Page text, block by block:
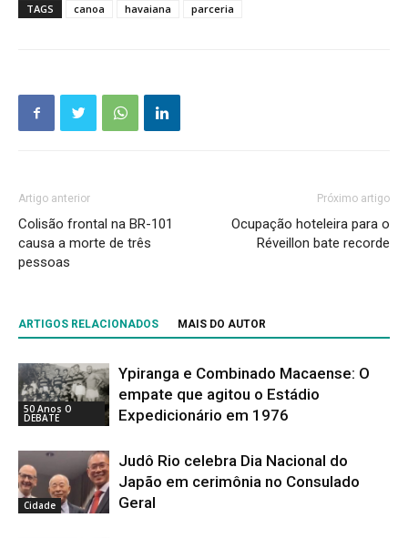
TAGS canoa havaiana parceria
Artigo anterior
Colisão frontal na BR-101
causa a morte de três
pessoas
Próximo artigo
Ocupação hoteleira para o
Réveillon bate recorde
ARTIGOS RELACIONADOS MAIS DO AUTOR
50 Anos O
DEBATE
Ypiranga e Combinado Macaense: O
empate que agitou o Estádio
Expedicionário em 1976
Cidade
Judô Rio celebra Dia Nacional do
Japão em cerimônia no Consulado
Geral